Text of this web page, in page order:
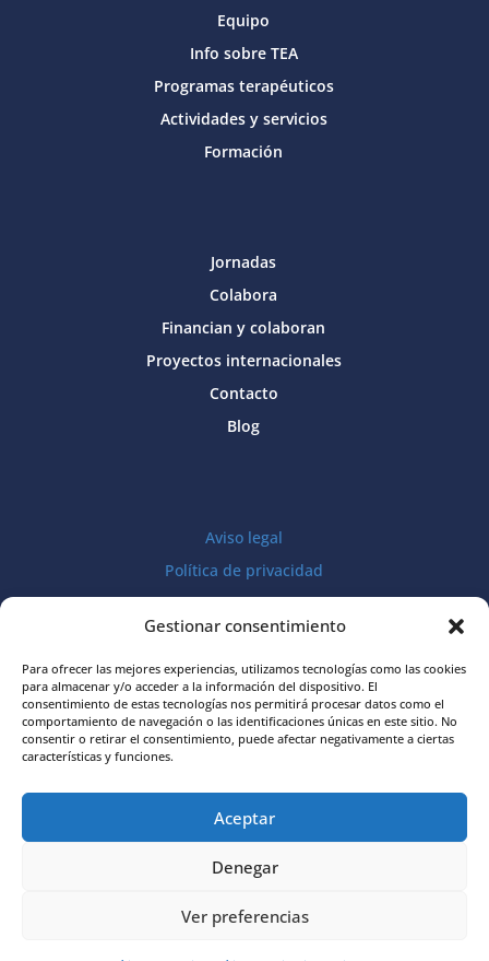
Gestionar consentimiento
Para ofrecer las mejores experiencias, utilizamos tecnologías como las cookies
para almacenar y/o acceder a la información del dispositivo. El
consentimiento de estas tecnologías nos permitirá procesar datos como el
comportamiento de navegación o las identificaciones únicas en este sitio. No
consentir o retirar el consentimiento, puede afectar negativamente a ciertas
características y funciones.
Aceptar
Denegar
Ver preferencias
Equipo
Info sobre TEA
Programas terapéuticos
Actividades y servicios
Formación
Jornadas
Colabora
Financian y colaboran
Proyectos internacionales
Contacto
Blog
Aviso legal
Política de privacidad
Política de cookies
Asperger Alicante-TEA
(ASPALI)